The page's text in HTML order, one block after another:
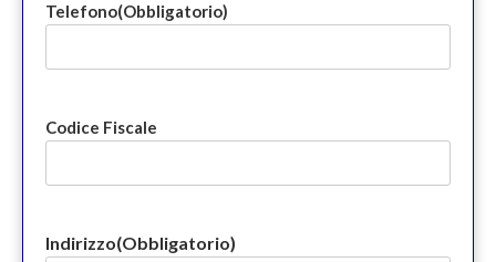
Telefono(Obbligatorio)
Codice Fiscale
Indirizzo(Obbligatorio)